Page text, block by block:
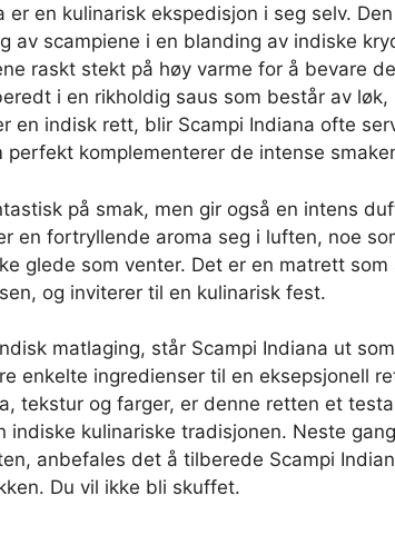
er en kulinarisk ekspedisjon i seg selv.
av scampiene i en blanding av indiske
raskt stekt på høy varme for å bevare
i en rikholdig saus som består av løk,
en indisk rett, blir Scampi Indiana ofte
komplementerer de intense
på smak, men gir også en intens
en fortryllende aroma seg i luften, noe
glede som venter. Det er en matrett som
og inviterer til en kulinarisk fest.
matlaging, står Scampi Indiana ut
enkelte ingredienser til en eksepsjonell
tekstur og farger, er denne retten et
indiske kulinariske tradisjonen. Neste
anbefales det å tilberede Scampi
Du vil ikke bli skuffet.